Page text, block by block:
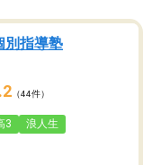
別指導塾
（44件）
3 浪人生